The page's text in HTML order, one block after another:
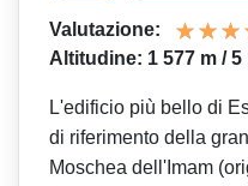
Valutazione:
Altitudine: 1 577 m / 5
L'edificio più bello di
di riferimento della
Moschea dell'Imam